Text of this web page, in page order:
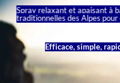
Spray relaxant et apaisant à
traditionnelles des Alpes
Efficace, simple,